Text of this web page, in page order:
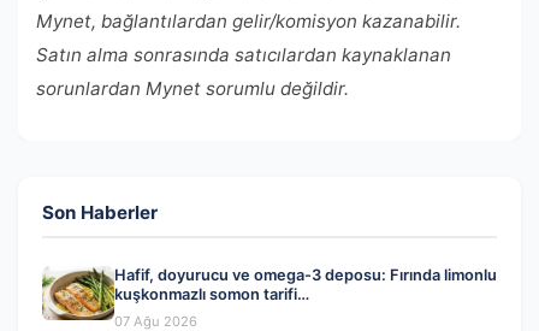
Mynet, bağlantılardan gelir/komisyon kazanabilir.
Satın alma sonrasında satıcılardan kaynaklanan
sorunlardan Mynet sorumlu değildir.
Son Haberler
Hafif, doyurucu ve omega-3 deposu: Fırında limonlu
kuşkonmazlı somon tarifi…
07 Ağu 2026